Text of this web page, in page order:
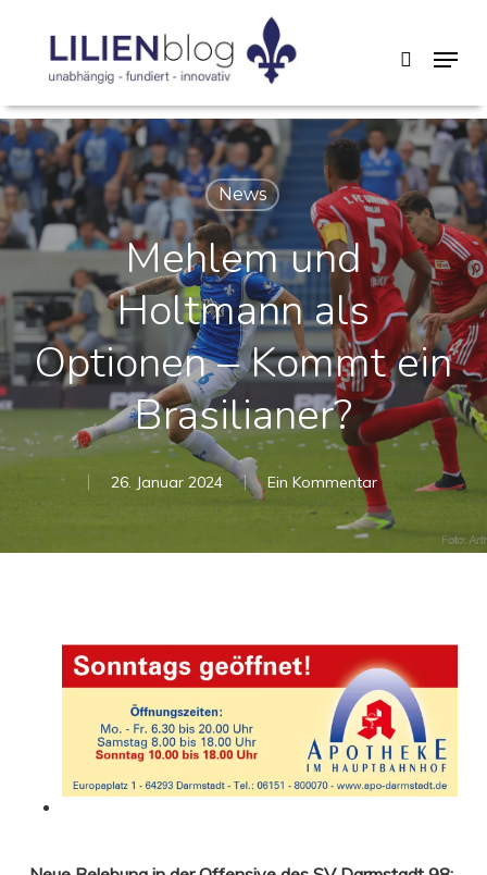
content
search
Menu
News
Mehlem und
Holtmann als
Optionen – Kommt ein
Brasilianer?
26. Januar 2024 Ein Kommentar